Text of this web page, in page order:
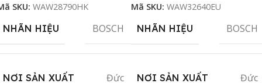
SKU: WAW28790HK
NHÃN HIỆU BOSCH
NƠI SẢN XUẤT Đức
Mã SKU: WAW32640EU
NHÃN HIỆU BOSCH
NƠI SẢN XUẤT Đức